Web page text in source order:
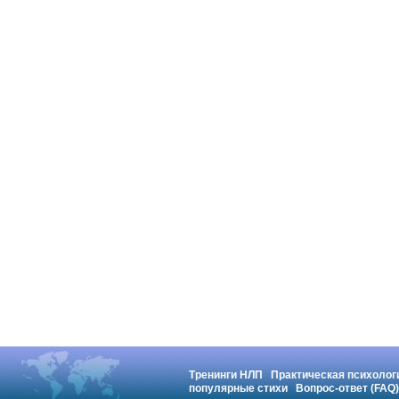
Тренинги НЛП
Практическая
популярные стихи
Вопрос-ответ (FAQ)